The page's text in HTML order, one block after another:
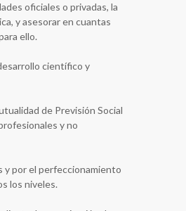
oficiales o privadas, la
y asesorar en cuantas
ello.
científico y
de Previsión Social
y no
y por el perfeccionamiento
los niveles.